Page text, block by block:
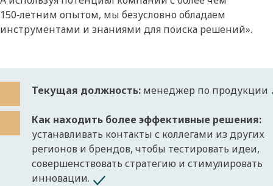
150‑летним опытом, мы безусловно обладаем
инструментами и знаниями для поиска решений».
Текущая должность: менеджер по продукции
Как находить более эффективные решения:
устанавливать контакты с коллегами из других
регионов и брендов, чтобы тестировать идеи,
совершенствовать стратегию и стимулировать
инновации.